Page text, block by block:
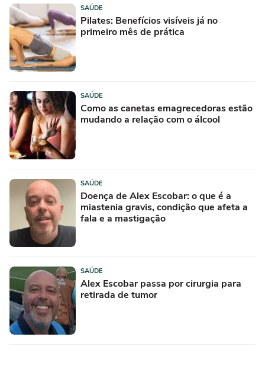
SAÚDE
Pilates: Benefícios visíveis já no
primeiro mês de prática
SAÚDE
Como as canetas emagrecedoras estão
mudando a relação com o álcool
SAÚDE
Doença de Alex Escobar: o que é a
miastenia gravis, condição que afeta a
fala e a mastigação
SAÚDE
Alex Escobar passa por cirurgia para
retirada de tumor